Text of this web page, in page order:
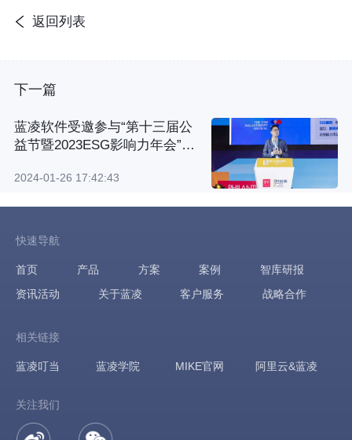
返回列表
下一篇
蓝凌软件受邀参与“第十三届公
益节暨2023ESG影响力年会”，
2024-01-26 17:42:43
快速导航
首页 产品 方案 案例
智库研报
资讯活动
关于蓝凌 客户服务 战略合作
相关链接
蓝凌叮当 蓝凌学院 MIKE官网 阿里云&蓝凌
关注我们